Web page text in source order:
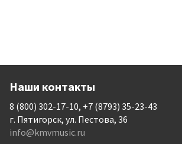
Наши контакты
8 (800) 302-17-10, +7 (8793) 35-23-43
г. Пятигорск, ул. Пестова, 36
info@kmvmusic.ru